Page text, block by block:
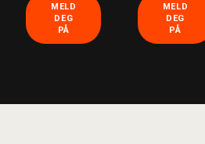
MELD
DEG
PÅ
MELD
DEG
PÅ